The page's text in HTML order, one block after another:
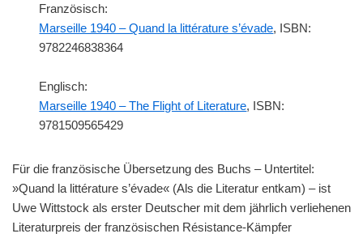
Französisch:
Marseille 1940 – Quand la littérature s’évade, ISBN:
9782246838364
Englisch:
Marseille 1940 – The Flight of Literature, ISBN:
9781509565429
Für die französische Übersetzung des Buchs – Untertitel:
»Quand la littérature s’évade« (Als die Literatur entkam) – ist
Uwe Wittstock als erster Deutscher mit dem jährlich verliehenen
Literaturpreis der französischen Résistance-Kämpfer